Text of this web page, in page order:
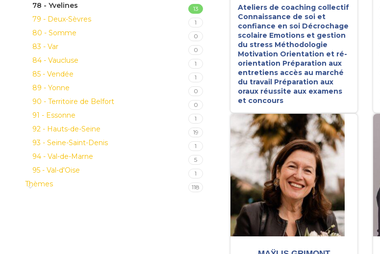
78 - Yvelines 13
79 - Deux-Sèvres 1
80 - Somme 0
83 - Var 0
84 - Vaucluse 1
85 - Vendée 1
89 - Yonne 0
90 - Territoire de Belfort 0
91 - Essonne 1
92 - Hauts-de-Seine 19
93 - Seine-Saint-Denis 1
94 - Val-de-Marne 5
95 - Val-d'Oise 1
Thèmes 118
Ateliers de coaching collectif
Connaissance de soi et
confiance en soi Décrochage
scolaire Emotions et gestion
du stress Méthodologie
Motivation Orientation et ré-
orientation Préparation aux
entretiens accès au marché
du travail Préparation aux
oraux réussite aux examens
et concours